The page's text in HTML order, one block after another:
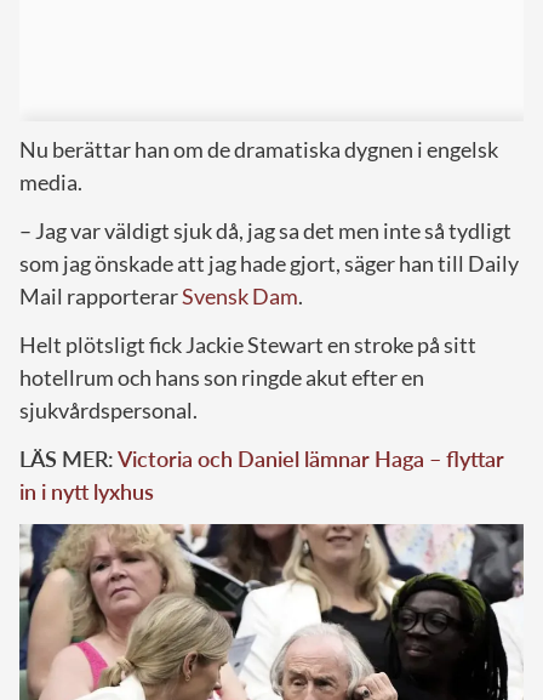
Nu berättar han om de dramatiska dygnen i engelsk
media.
– Jag var väldigt sjuk då, jag sa det men inte så tydligt
som jag önskade att jag hade gjort, säger han till Daily
Mail rapporterarSvensk Dam.
Helt plötsligt fick Jackie Stewart en stroke på sitt
hotellrum och hans son ringde akut efter en
sjukvårdspersonal.
LÄS MER:Victoria och Daniel lämnar Haga – flyttar
in i nytt lyxhus